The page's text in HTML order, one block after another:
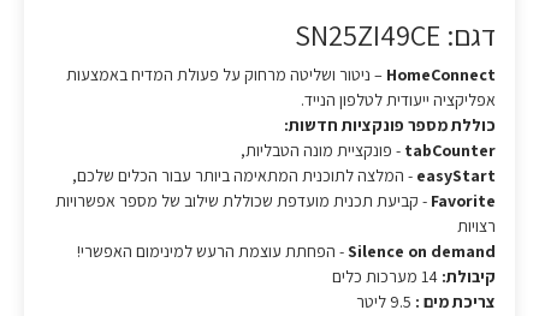
דגם: SN25ZI49CE
HomeConnect – ניטור ושליטה מרחוק על פעולת המדיח באמצעות
אפליקציה ייעודית לטלפון הנייד.
כוללת מספר פונקציות חדשות:
tabCounter - פונקציית מונה הטבליות,
easyStart - המלצה לתוכנית המתאימה ביותר עבור הכלים שלכם,
Favorite - קביעת תכנית מועדפת שכוללת שילוב של מספר אפשרויות
רצויות
Silence on demand- הפחתת עוצמת הרעש למינימום האפשרי!
קיבולת:
צריכת מים :